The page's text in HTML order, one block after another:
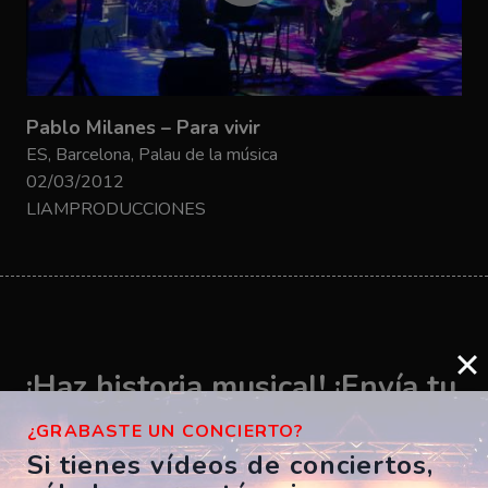
Pablo Milanes – Para vivir
ES, Barcelona, Palau de la música
02/03/2012
LIAMPRODUCCIONES
¡Haz historia musical! ¡Envía tu
vídeo ahora!
¿GRABASTE UN CONCIERTO?
Si tienes vídeos de conciertos,